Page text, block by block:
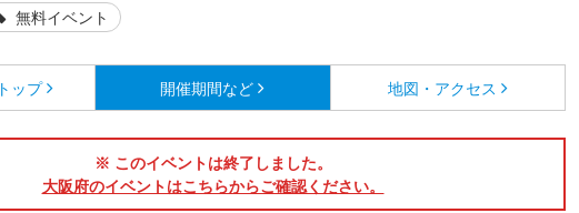
無料イベント
トップ 開催期間など 地図・アクセス
※ このイベントは終了しました。
大阪府のイベントはこちらからご確認ください。